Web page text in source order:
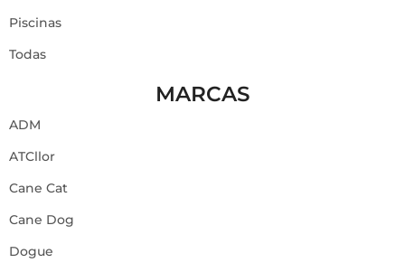
Piscinas
Todas
MARCAS
ADM
ATCllor
Cane Cat
Cane Dog
Dogue